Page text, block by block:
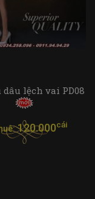
lệch vai PD08
120.000cái